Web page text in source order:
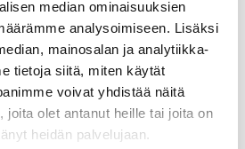
median ominaisuuksien
analysoimiseen. Lisäksi
mainosalan ja analytiikka-
tietoja siitä, miten käytät
voivat yhdistää näitä
joita olet antanut heille tai joita on
heidän palvelujaan.
Ego Power+ STX4500
56V (Ego Power+ ARC litium akut)
45cm (siimapäällä) 30cm
(kolmioterällä)